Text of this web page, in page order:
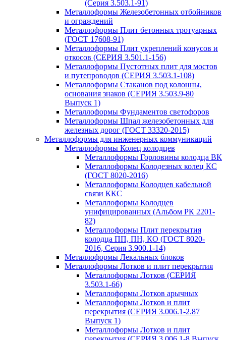
(Серия 3.503.1-91)
Металлоформы Железобетонных отбойников
и ограждений
Металлоформы Плит бетонных тротуарных
(ГОСТ 17608-91)
Металлоформы Плит укреплений конусов и
откосов (СЕРИЯ 3.501.1-156)
Металлоформы Пустотных плит для мостов
и путепроводов (СЕРИЯ 3.503.1-108)
Металлоформы Стаканов под колонны,
основания знаков (СЕРИЯ 3.503.9-80
Выпуск 1)
Металлоформы Фундаментов светофоров
Металлоформы Шпал железобетонных для
железных дорог (ГОСТ 33320-2015)
Металлоформы для инженерных коммуникаций
Металлоформы Колец колодцев
Металлоформы Горловины колодца ВК
Металлоформы Колодезных колец КС
(ГОСТ 8020-2016)
Металлоформы Колодцев кабельной
связи ККС
Металлоформы Колодцев
унифицированных (Альбом РК 2201-
82)
Металлоформы Плит перекрытия
колодца ПП, ПН, КО (ГОСТ 8020-
2016, Серия 3.900.1-14)
Металлоформы Лекальных блоков
Металлоформы Лотков и плит перекрытия
Металлоформы Лотков (СЕРИЯ
3.503.1-66)
Металлоформы Лотков арычных
Металлоформы Лотков и плит
перекрытия (СЕРИЯ 3.006.1-2.87
Выпуск 1)
Металлоформы Лотков и плит